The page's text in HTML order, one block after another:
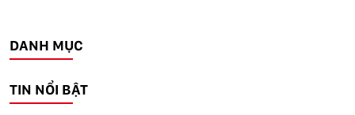
DANH MỤC
TIN NỔI BẬT